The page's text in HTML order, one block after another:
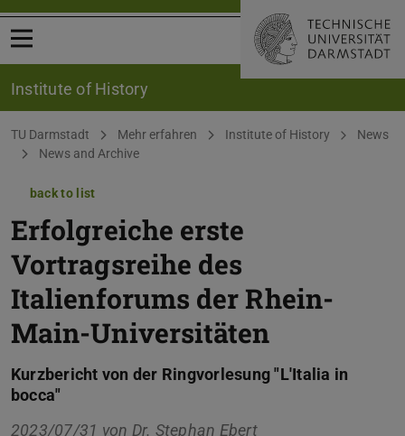
Open menu
Institute of History
You are here:
TU Darmstadt Mehr erfahren Institute of History
News
News and Archive
back to list
Erfolgreiche erste
Vortragsreihe des
Italienforums der Rhein-
Main-Universitäten
Kurzbericht von der Ringvorlesung "L'Italia in
bocca"
2023/07/31 von Dr. Stephan Ebert